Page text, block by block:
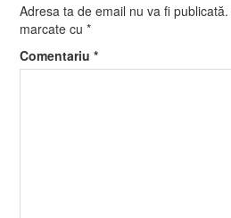
Adresa ta de email nu va fi publicată.
marcate cu*
Comentariu*